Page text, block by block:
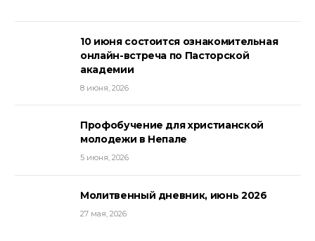
10 июня состоится ознакомительная
онлайн-встреча по Пасторской
академии
8 июня, 2026
Профобучение для христианской
молодежи в Непале
5 июня, 2026
Молитвенный дневник, июнь 2026
27 мая, 2026